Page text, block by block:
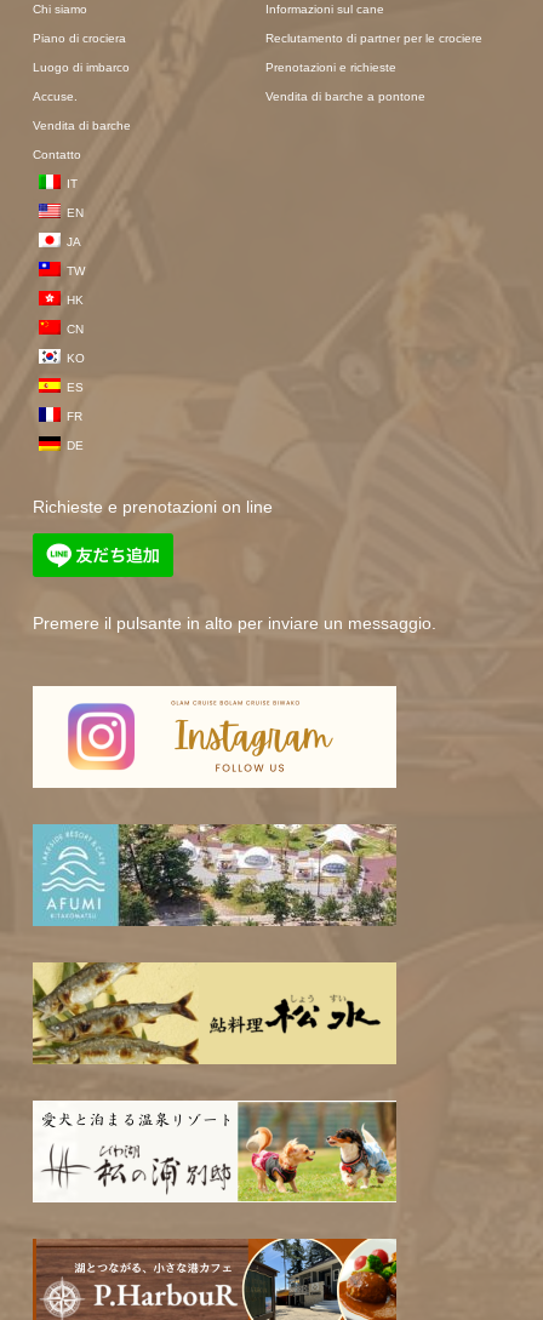
Chi siamo
Piano di crociera
Luogo di imbarco
Accuse.
Vendita di barche
Contatto
IT
EN
JA
TW
HK
CN
KO
ES
FR
DE
Informazioni sul cane
Reclutamento di partner per le crociere
Prenotazioni e richieste
Vendita di barche a pontone
Richieste e prenotazioni on line
Premere il pulsante in alto per inviare un messaggio.